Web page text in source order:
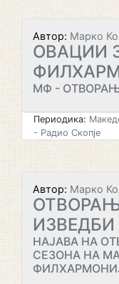
Автор: Марко
ОВАЦИИ
МФ -
Периодика:
- Радио Скопје
Автор: Марко
ИЗВЕДБИ
НАЈАВА НА
СЕЗОНА НА